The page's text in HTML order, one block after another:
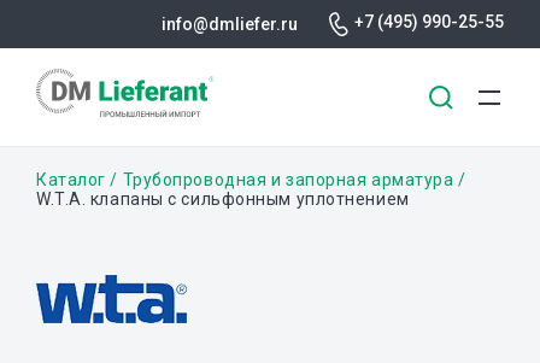
info@dmliefer.ru +7 (495) 990-25-55
Строка
Каталог
Трубопроводная и запорная арматура
W.T.A. клапаны с сильфонным уплотнением